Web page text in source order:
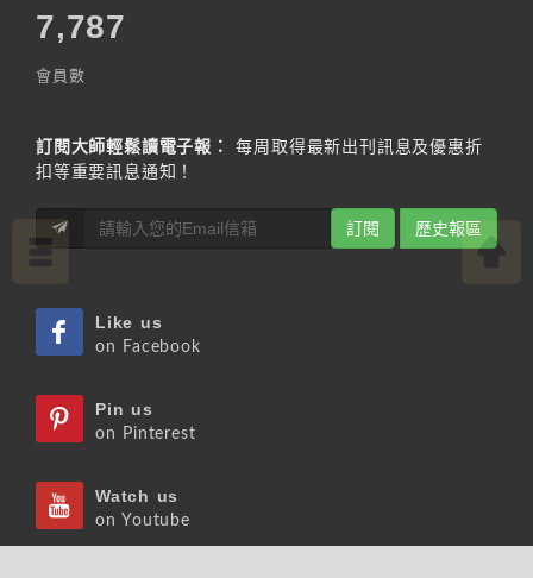
7,787
會員數
訂閱大師輕鬆讀電子報：
每周取得最新出刊訊息及優惠折
扣等重要訊息通知！
訂閱 歷史報區
Like us
on Facebook
Pin us
on Pinterest
Watch us
on Youtube